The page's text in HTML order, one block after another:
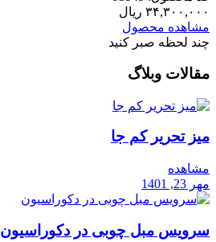
۳۴,۳۰۰,۰۰۰ ریال
مشاهده محصول
چند لحظه صبر کنید
مقالات وبلاگ
میز تحریر کم جا
مشاهده
مهر 23, 1401
سرویس مبل چوبی در دکوراسیون